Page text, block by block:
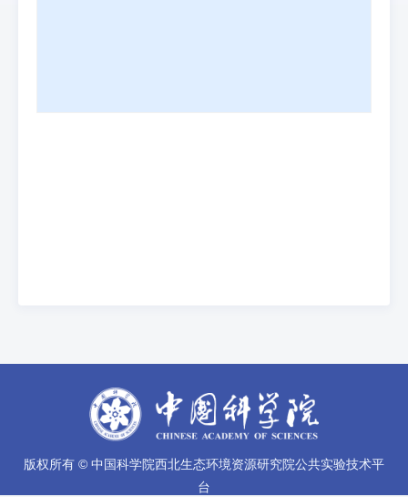
版权所有 © 中国科学院西北生态环境资源研究院公共实验技术平
台